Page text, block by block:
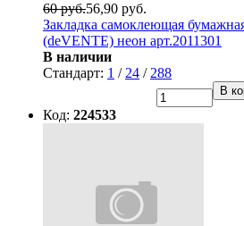
56,90 руб.
60 руб.
Закладка самоклеющая
(deVENTE) неон арт.2011301
В наличии
Стандарт: 1 / 24 / 288
В
Код: 224533